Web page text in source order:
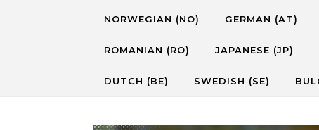
NORWEGIAN (NO) GERMAN (AT)
ROMANIAN (RO) JAPANESE (JP)
DUTCH (BE) SWEDISH (SE)